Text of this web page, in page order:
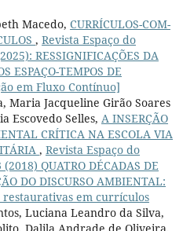
Macedo, CURRÍCULOS-COM-
, Revista Espaço do
RESSIGNIFICAÇÕES DA
ESPAÇO-TEMPOS DE
em Fluxo Contínuo]
Maria Jacqueline Girão Soares
Escovedo Selles, A INSERÇÃO
CRÍTICA NA ESCOLA VIA
, Revista Espaço do
QUATRO DÉCADAS DE
DO DISCURSO AMBIENTAL:
restaurativas em currículos
Luciana Leandro da Silva,